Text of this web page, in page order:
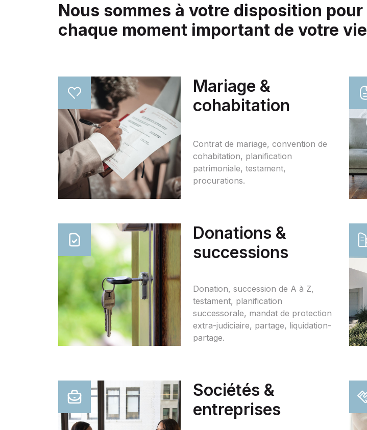
Nous sommes à votre disposition pour
chaque moment important de votre vie
Mariage &
cohabitation
Contrat de mariage, convention de
cohabitation, planification
patrimoniale, testament,
procurations.
Donations &
successions
Donation, succession de A à Z,
testament, planification
successorale, mandat de protection
extra-judiciaire, partage, liquidation-
partage.
Sociétés &
entreprises